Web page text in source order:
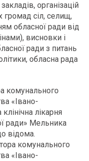
організацій
громад сіл, селищ,
обласної ради від
висновки і
ради з питань
обласна рада
комунального
«Івано-
лікарня
ради» Мельника
відома.
комунального
«Івано-